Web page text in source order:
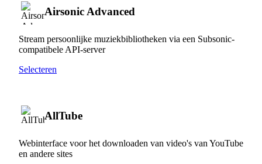
Airsonic Advanced
Stream persoonlijke muziekbibliotheken via een Subsonic-
compatibele API-server
Selecteren
AllTube
Webinterface voor het downloaden van video's van YouTube
en andere sites